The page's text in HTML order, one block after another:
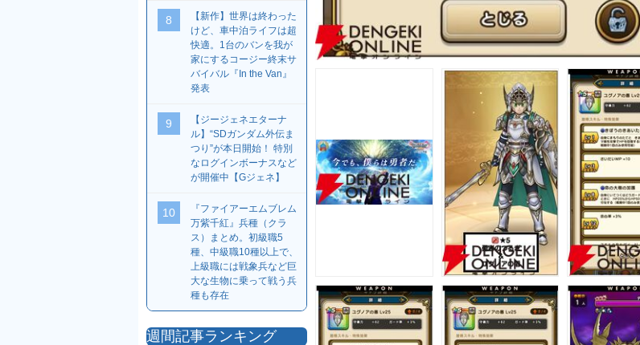
8
【新作】世界は終わった
けど、車中泊ライフは超
快適。1台のバンを我が
家にするコージー終末サ
バイバル『In the Van』
発表
9
【ジージェネエターナ
ル】“SDガンダム外伝ま
つり”が本日開始！ 特別
なログインボーナスなど
が開催中【Gジェネ】
10
『ファイアーエムブレム
万紫千紅』兵種（クラ
ス）まとめ。初級職5
種、中級職10種以上で、
上級職には戦象兵など巨
大な生物に乗って戦う兵
種も存在
週間記事ランキング